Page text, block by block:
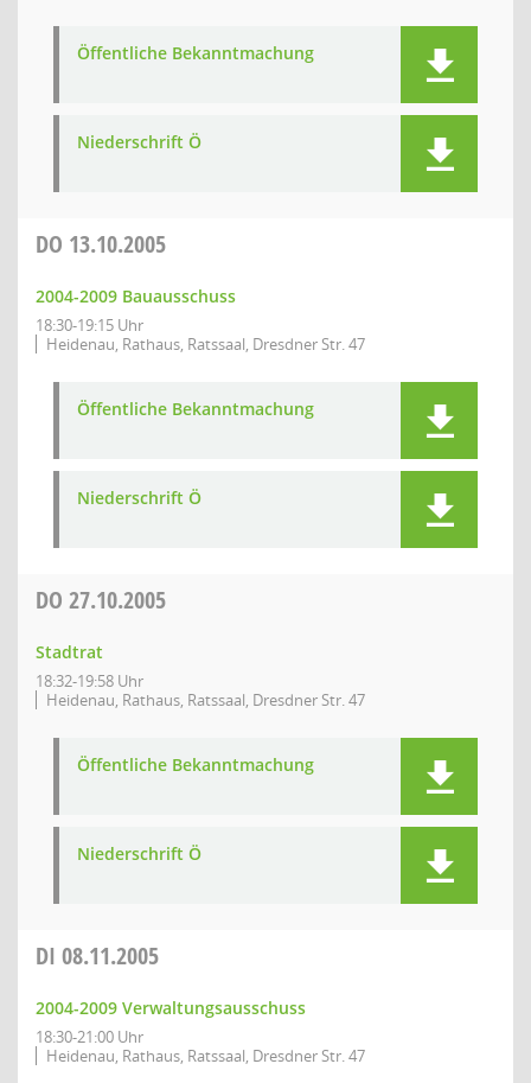
Öffentliche Bekanntmachung
Niederschrift Ö
DO 13.10.2005
2004-2009 Bauausschuss
18:30-19:15 Uhr
Heidenau, Rathaus, Ratssaal, Dresdner Str. 47
Öffentliche Bekanntmachung
Niederschrift Ö
DO 27.10.2005
Stadtrat
18:32-19:58 Uhr
Heidenau, Rathaus, Ratssaal, Dresdner Str. 47
Öffentliche Bekanntmachung
Niederschrift Ö
DI 08.11.2005
2004-2009 Verwaltungsausschuss
18:30-21:00 Uhr
Heidenau, Rathaus, Ratssaal, Dresdner Str. 47